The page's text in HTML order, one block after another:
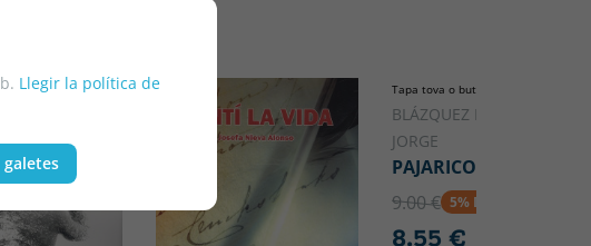
Llegir la política de
galetes
Tapa tova o butxaca
BLÁZQUEZ RABADÁN,
JORGE
PAJARICO
9.00 € 5% DTO
8.55 €